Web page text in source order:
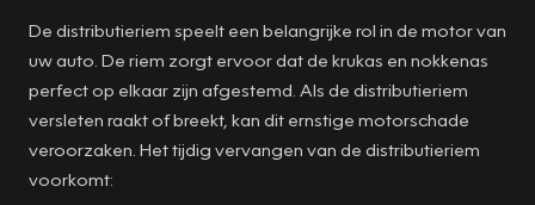
De distributieriem speelt een belangrijke rol in de motor van
uw auto. De riem zorgt ervoor dat de krukas en nokkenas
perfect op elkaar zijn afgestemd. Als de distributieriem
versleten raakt of breekt, kan dit ernstige motorschade
veroorzaken. Het tijdig vervangen van de distributieriem
voorkomt: